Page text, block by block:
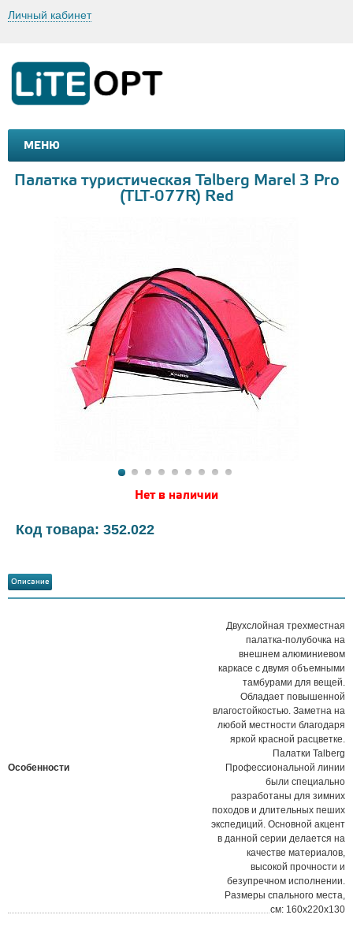
Личный кабинет
МЕНЮ
МАШИНКИ И МОТОЦИКЛЫ
Палатка туристическая Talberg Marel 3 Pro
(TLT-077R) Red
Нет в наличии
Код товара: 352.022
Описание
Особенности
Двухслойная трехместная
палатка-полубочка на
внешнем алюминиевом
каркасе с двумя объемными
тамбурами для вещей.
Обладает повышенной
влагостойкостью. Заметна на
любой местности благодаря
яркой красной расцветке.
Палатки Talberg
Профессиональной линии
были специально
разработаны для зимних
походов и длительных пеших
экспедиций. Основной акцент
в данной серии делается на
качестве материалов,
высокой прочности и
безупречном исполнении.
Размеры спального места,
см: 160х220х130